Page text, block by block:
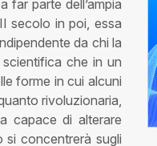
far parte dell’ampia
secolo in poi, essa
da chi la
che in un
forme in cui alcuni
rivoluzionaria,
capace di alterare
si concentrerà sugli